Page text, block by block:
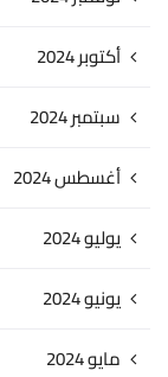
أكتوبر 2024
سبتمبر 2024
أغسطس 2024
يوليو 2024
يونيو 2024
مايو 2024